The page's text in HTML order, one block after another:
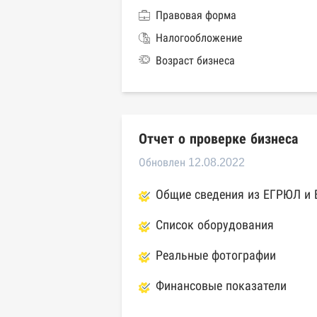
Правовая форма
Налогообложение
Возраст бизнеса
Отчет о проверке бизнеса
Обновлен 12.08.2022
Общие сведения из ЕГРЮЛ и
Список оборудования
Реальные фотографии
Финансовые показатели